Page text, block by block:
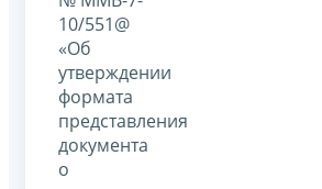
10/551@
«Об
утверждении
формата
представления
документа
о